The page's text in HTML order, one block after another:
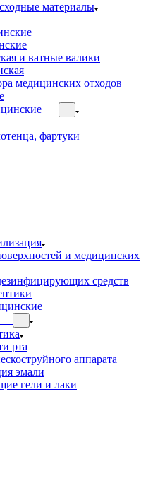
материалы
и ватные валики
медицинских отходов
фартуки
и медицинских
средств
рта
аппарата
эмали
гели и лаки